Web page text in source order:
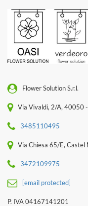
Flower Solution S.r.l.
Via Vivaldi, 2/A, 40050
3485110495
Via Chiesa 65/E, Castel
3472109975
[email protected]
P. IVA 04167141201